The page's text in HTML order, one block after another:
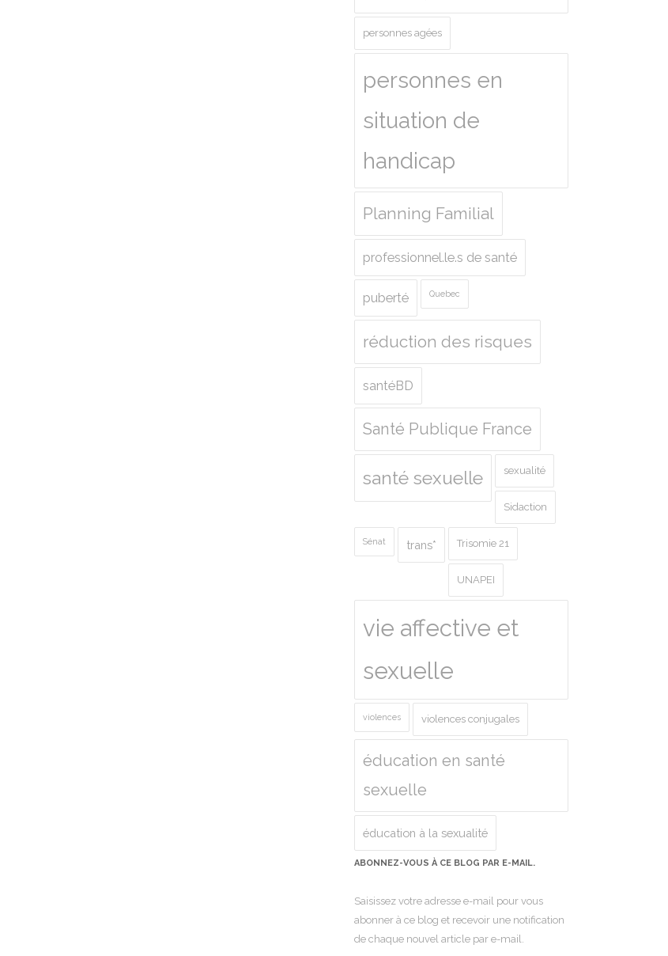
personnes agées
personnes en
situation de
handicap
Planning Familial
professionnel.le.s de santé
puberté Quebec
réduction des risques
santéBD
Santé Publique France
santé sexuelle sexualité
Sidaction
Sénat trans* Trisomie 21
UNAPEI
vie affective et
sexuelle
violences violences conjugales
éducation en santé
sexuelle
éducation à la sexualité
ABONNEZ-VOUS À CE BLOG PAR E-MAIL.
Saisissez votre adresse e-mail pour vous
abonner à ce blog et recevoir une notification
de chaque nouvel article par e-mail.